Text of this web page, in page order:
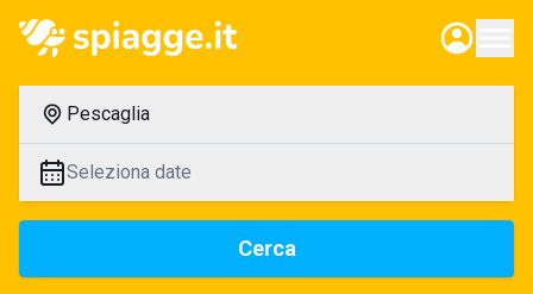
Pescaglia
Seleziona date
Cerca